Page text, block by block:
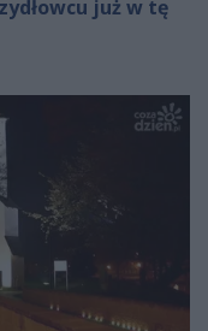
już w tę